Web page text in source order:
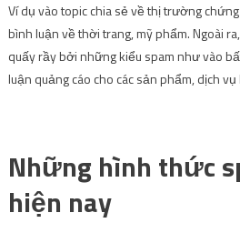
Ví dụ vào topic chia sẻ về thị trường
bình luận về thời trang, mỹ phẩm. Ngoài
quấy rầy bởi những kiểu spam như vào
luận quảng cáo cho các sản phẩm, dịch
Những hình thức
hiện nay